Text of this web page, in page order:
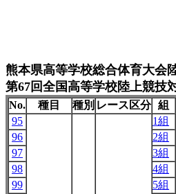
熊本県高等学校総合体育大会
第67回全国高等学校陸上競技
No. 種目 種別 レース区分 組
95
1組
96
2組
97
3組
98
4組
99
5組